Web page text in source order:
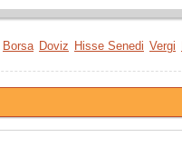
Borsa Doviz Hisse Senedi Vergi